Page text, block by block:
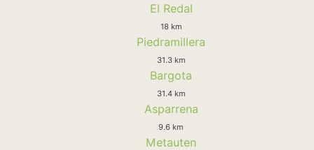
El Redal
18 km
Piedramillera
31.3 km
Bargota
31.4 km
Asparrena
9.6 km
Metauten